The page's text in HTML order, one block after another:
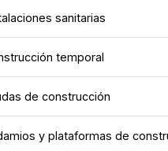
sanitarias
temporal
de construcción
y plataformas de